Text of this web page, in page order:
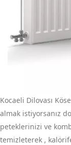
Kocaeli Dilovası
almak istiyorsanız
peteklerinizi ve
temizleterek ,